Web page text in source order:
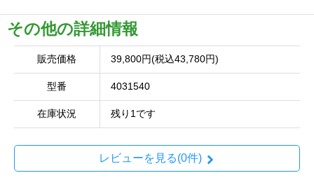
その他の詳細情報
販売価格 39,800円(税込43,780円)
型番 4031540
在庫状況 残り1です
レビューを見る(0件)